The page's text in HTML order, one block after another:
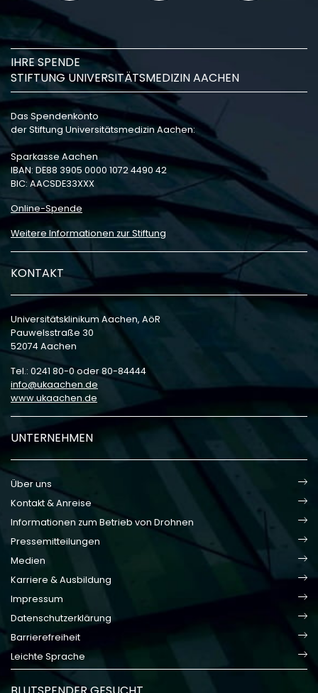
IHRE SPENDE
STIFTUNG UNIVERSITÄTSMEDIZIN AACHEN
Das Spendenkonto
der Stiftung Universitätsmedizin Aachen:
Sparkasse Aachen
IBAN: DE88 3905 0000 1072 4490 42
BIC: AACSDE33XXX
Online-Spende
Weitere Informationen zur Stiftung
KONTAKT
Universitätsklinikum Aachen, AöR
Pauwelsstraße 30
52074 Aachen
Tel.: 0241 80-0 oder 80-84444
info
ukaachen de
www.ukaachen.de
UNTERNEHMEN
Über uns
Kontakt & Anreise
Informationen zum Betrieb von Drohnen
Pressemitteilungen
Medien
Karriere & Ausbildung
Impressum
Datenschutzerklärung
Barrierefreiheit
Leichte Sprache